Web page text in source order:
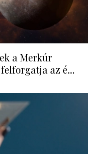
a Merkúr
az é...